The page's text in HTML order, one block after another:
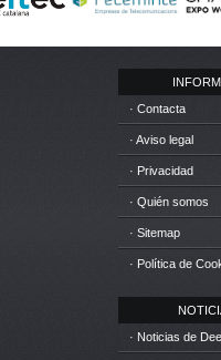
· Contacta
· Aviso legal
· Privacidad
· Quién somos
· Sitemap
· Política de
· Noticias de